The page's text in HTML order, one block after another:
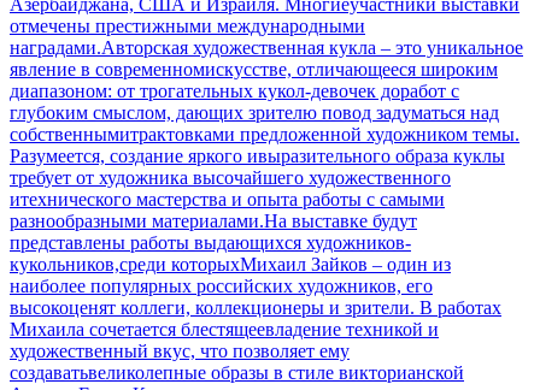
отмечены престижными международными
наградами.Авторская художественная кукла – это уникальное
явление в современномискусстве, отличающееся широким
диапазоном: от трогательных кукол-девочек доработ с
глубоким смыслом, дающих зрителю повод задуматься над
собственнымитрактовками предложенной художником темы.
Разумеется, создание яркого ивыразительного образа куклы
требует от художника высочайшего художественного
итехнического мастерства и опыта работы с самыми
разнообразными материалами.На выставке будут
представлены работы выдающихся художников-
кукольников,среди которыхМихаил Зайков – один из
наиболее популярных российских художников, его
высокоценят коллеги, коллекционеры и зрители. В работах
Михаила сочетается блестящеевладение техникой и
художественный вкус, что позволяет ему
создаватьвеликолепные образы в стиле викторианской